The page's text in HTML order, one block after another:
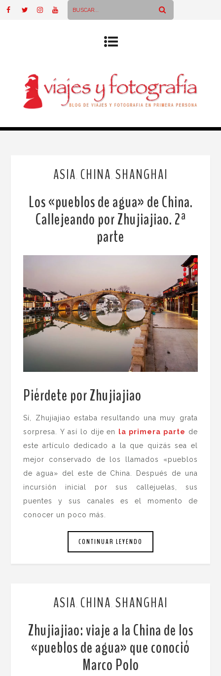
ASIA CHINA SHANGHAI
Los «pueblos de agua» de China.
Callejeando por Zhujiajiao. 2ª
parte
Piérdete por Zhujiajiao
Sí, Zhujiajiao estaba resultando una muy grata
sorpresa. Y así lo dije en la primera parte de
este artículo dedicado a la que quizás sea el
mejor conservado de los llamados «pueblos
de agua» del este de China. Después de una
incursión inicial por sus callejuelas, sus
puentes y sus canales es el momento de
conocer un poco más.
CONTINUAR LEYENDO
ASIA CHINA SHANGHAI
Zhujiajiao: viaje a la China de los
«pueblos de agua» que conoció
Marco Polo